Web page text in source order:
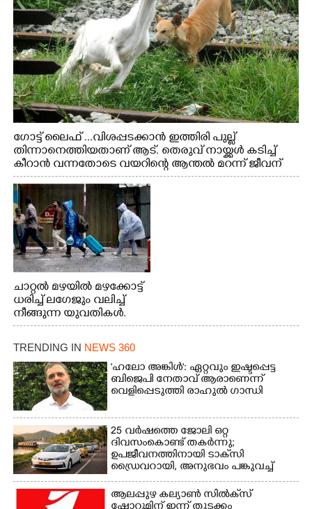
ഗോട്ട് ലൈഫ് ...വിശപ്പടക്കാൻ ഇത്തിരി പുല്ല്
തിന്നാനെത്തിയതാണ് ആട്. തെരുവ് നായ്ക്കൾ കടിച്ച്
കീറാൻ വന്നതോടെ വയറിന്റെ ആന്തൽ മറന്ന് ജീവന്
വേണ്ടിയായി ഓട്ടം. എറണാകുളം വാത്തുരുത്തിയിൽ
നിന്നുള്ള കാഴ്ച
ചാറ്റൽ മഴയിൽ മഴക്കോട്ട്
ധരിച്ച് ലഗേജും വലിച്ച്
നീങ്ങുന്ന യുവതികൾ.
എറണാകുളം മേനകയിൽ
നിന്നുള്ള കാഴ്ച
TRENDING IN NEWS 360
'ഹലോ അങ്കിൾ': ഏറ്റവും ഇഷ്ടപ്പെട്ട
ബിജെപി നേതാവ് ആരാണെന്ന്
വെളിപ്പെടുത്തി രാഹുൽ ഗാന്ധി
25 വർഷത്തെ ജോലി ഒറ്റ
ദിവസംകൊണ്ട് തകർന്നു;
ഉപജീവനത്തിനായി ടാക്‌സി
ഡ്രൈവറായി,​ അനുഭവം പങ്കുവച്ച്
യുവതി
ആലപ്പുഴ കല്യാൺ സിൽക്‌സ്